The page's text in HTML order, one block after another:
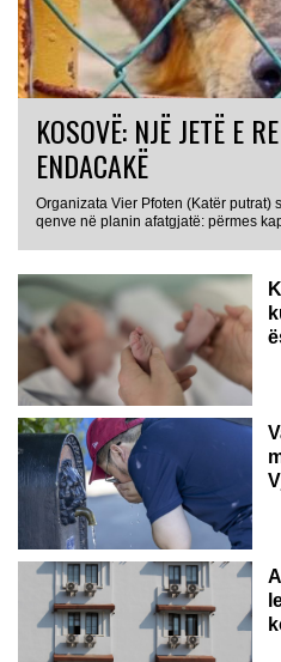
KOSOVË: NJË JETË E
ENDACAKË
Organizata Vier Pfoten (Katër putrat)
qenve në planin afatgjatë: përmes